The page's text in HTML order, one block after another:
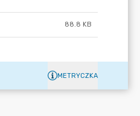
88.8 KB
METRYCZKA